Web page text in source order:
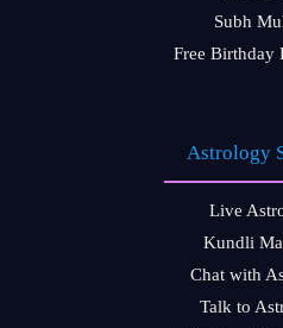
Subh
Free Birthday
Astrology
Live
Kundli
Chat with
Talk to